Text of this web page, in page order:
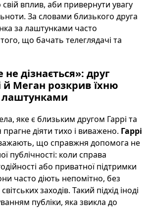
вплив, аби привернути увагу
За словами близького друга
за лаштунками часто
того, що бачать телеглядачі та
не дізнається»: друг
й Меган розкрив їхню
лаштунками
яке є близьким другом Гаррі та
діяти тихо і виважено. Гаррі
що справжня допомога не
публічності: коли справа
або приватної підтримки
часто діють непомітно, без
заходів. Такий підхід іноді
публіки, яка звикла до